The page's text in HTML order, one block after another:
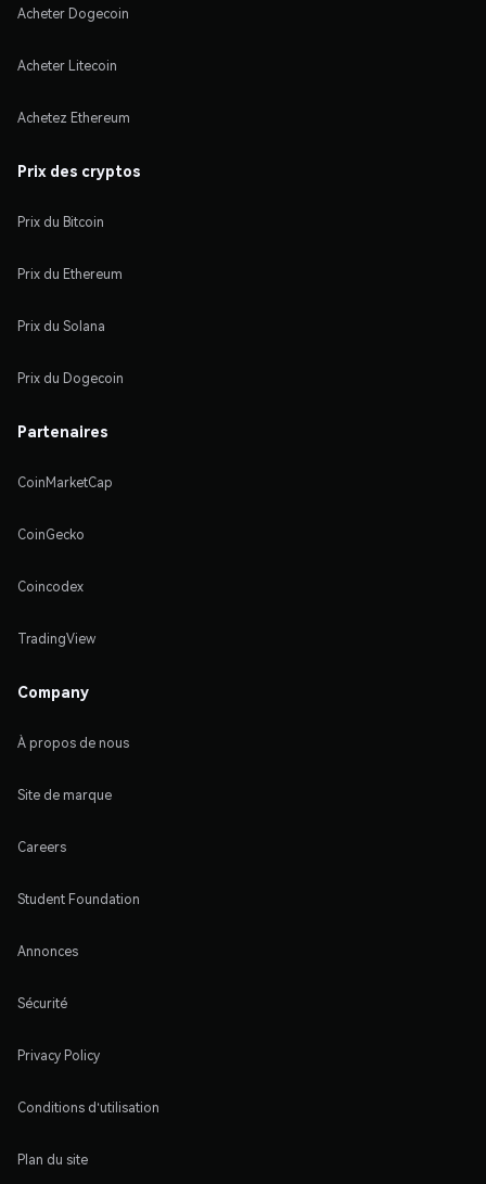
Acheter Dogecoin
Acheter Litecoin
Achetez Ethereum
Prix des cryptos
Prix du Bitcoin
Prix du Ethereum
Prix du Solana
Prix du Dogecoin
Partenaires
CoinMarketCap
CoinGecko
Coincodex
TradingView
Company
À propos de nous
Site de marque
Careers
Student Foundation
Annonces
Sécurité
Privacy Policy
Conditions d'utilisation
Plan du site